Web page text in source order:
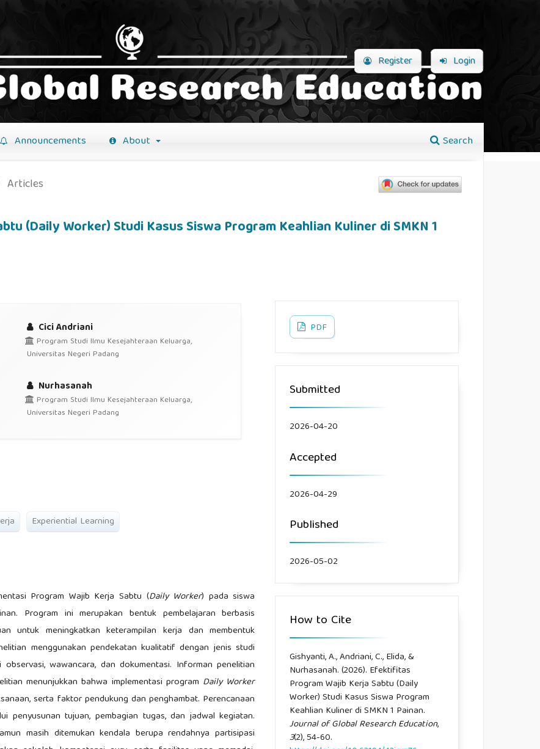
Announcements About Search
Register Login
Articles
(Daily Worker) Studi Kasus Siswa Program Keahlian Kuliner di SMKN 1
Cici Andriani
Program Studi Ilmu Kesejahteraan Keluarga,
Universitas Negeri Padang
Nurhasanah
Program Studi Ilmu Kesejahteraan Keluarga,
Universitas Negeri Padang
Experiential Learning
Program Wajib Kerja Sabtu (Daily Worker) pada siswa
Program ini merupakan bentuk pembelajaran berbasis
untuk meningkatkan keterampilan kerja dan membentuk
menggunakan pendekatan kualitatif dengan jenis studi
wawancara, dan dokumentasi. Informan penelitian
menunjukkan bahwa implementasi program Daily Worker
serta faktor pendukung dan penghambat. Perencanaan
penyusunan tujuan, pembagian tugas, dan jadwal kegiatan.
masih ditemukan kendala berupa rendahnya partisipasi
PDF
Submitted
2026-04-20
Accepted
2026-04-29
Published
2026-05-02
How to Cite
Gishyanti, A., Andriani, C., Elida, &
Nurhasanah. (2026). Efektifitas
Program Wajib Kerja Sabtu (Daily
Worker) Studi Kasus Siswa Program
Keahlian Kuliner di SMKN 1 Painan.
Journal of Global Research Education,
3(2), 54-60.